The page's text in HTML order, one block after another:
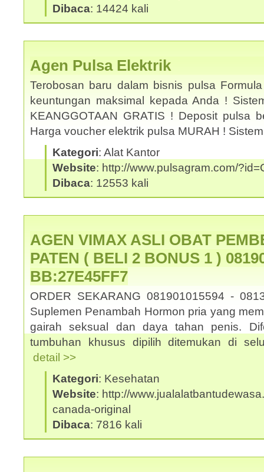
Dibaca: 14424 kali
Agen Pulsa Elektrik
Terobosan baru dalam bisnis pulsa
keuntungan maksimal kepada Anda !
KEANGGOTAAN GRATIS ! Deposit pulsa
Harga voucher elektrik pulsa MURAH !
Kategori: Alat Kantor
Website: http://www.pulsagram.com/
Dibaca: 12553 kali
AGEN VIMAX ASLI OBAT
PATEN ( BELI 2 BONUS 1 )
BB:27E45FF7
ORDER SEKARANG 081901015594 -
Suplemen Penambah Hormon pria yang
gairah seksual dan daya tahan penis.
tumbuhan khusus dipilih ditemukan di
detail >>
Kategori: Kesehatan
Website: http://
canada-original
Dibaca: 7816 kali